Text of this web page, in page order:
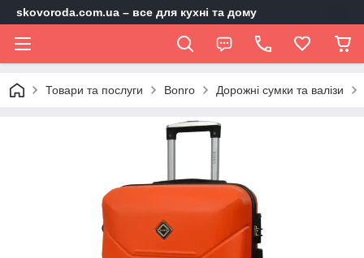
skovoroda.com.ua – все для кухні та дому
Товари та послуги Bonro Дорожні сумки та валізи